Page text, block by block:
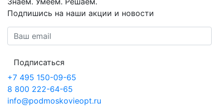
Подпишись на наши акции и новости
Подписаться
+7 495 150-09-65
8 800 222-64-65
info@podmoskovieopt.ru